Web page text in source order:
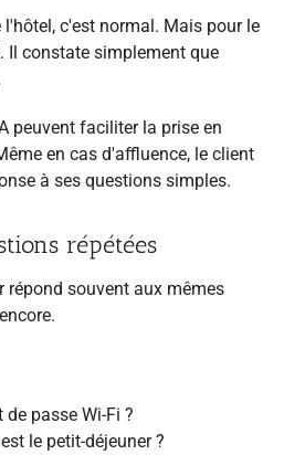
l'hôtel, c'est normal. Mais pour le
Il constate simplement que
peuvent faciliter la prise en
en cas d'affluence, le client
à ses questions simples.
répétées
répond souvent aux mêmes
passe Wi-Fi ?
le petit-déjeuner ?